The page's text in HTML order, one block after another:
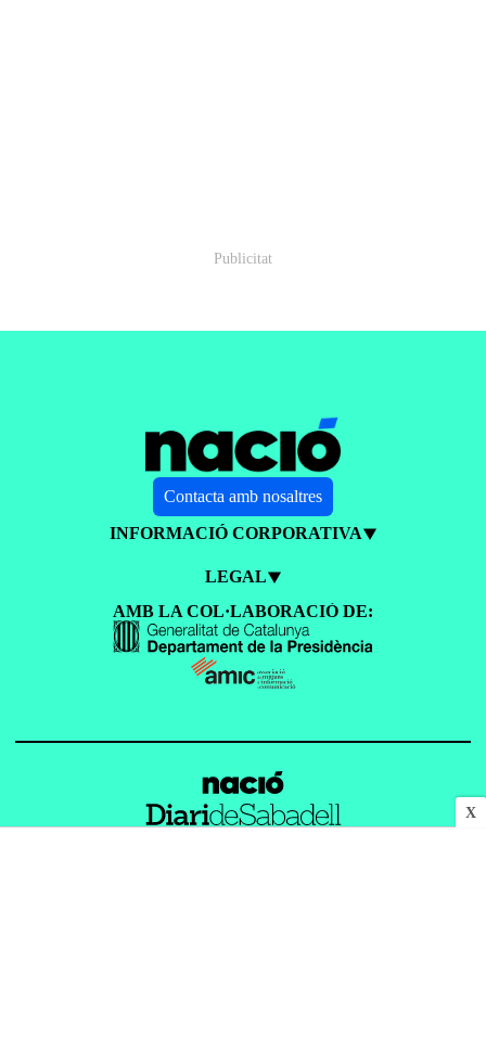
X
Contacta amb nosaltres
INFORMACIÓ CORPORATIVA
LEGAL
AMB LA COL·LABORACIÓ DE: